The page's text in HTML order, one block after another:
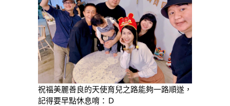
祝福美麗善良的天使育兒之路能夠一路順遂，
記得要早點休息唷：Ｄ